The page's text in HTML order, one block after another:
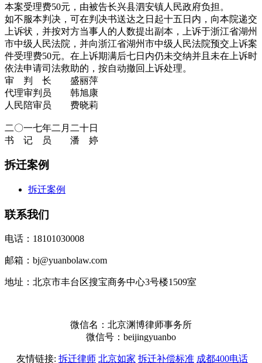
本案受理费50元，由被告长兴县泗安镇人民政府负担。
如不服本判决，可在判决书送达之日起十五日内，向本院递交
上诉状，并按对方当事人的人数提出副本，上诉于浙江省湖州
市中级人民法院，并向浙江省湖州市中级人民法院预交上诉案
件受理费50元。在上诉期满后七日内仍未交纳并且未在上诉时
依法申请司法救助的，按自动撤回上诉处理。
审 判 长 盛丽萍
代理审判员 韩旭康
人民陪审员 费晓莉
二〇一七年二月二十日
书 记 员 潘 婷
拆迁案例
拆迁案例
联系我们
电话：18101030008
邮箱：bj@yuanbolaw.com
地址：北京市丰台区搜宝商务中心3号楼1509室
微信名：北京渊博律师事务所
微信号：beijingyuanbo
友情链接: 拆迁律师 北京如家 拆迁补偿标准 成都400电话